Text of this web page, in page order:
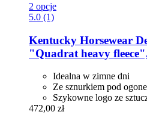
2 opcje
5.0 (1)
Kentucky Horsewear
"Quadrat heavy
Idealna w zimne dni
Ze sznurkiem pod
Szykowne logo ze
472,00 zł